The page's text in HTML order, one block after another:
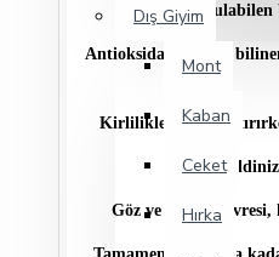
Dış Giyim
Mont
Kaban
Ceket
Hırka
Needs
Antioksidan olduğu
Kirlilikleri
Temiz
Göz ve dudak